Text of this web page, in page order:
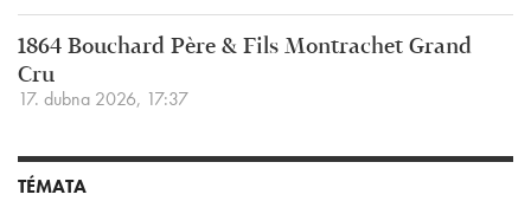
1864 Bouchard Père & Fils Montrachet Grand
Cru
17. dubna 2026, 17:37
TÉMATA